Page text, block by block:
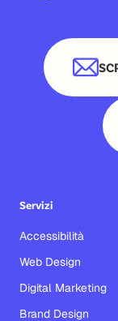
Servizi
Accessibilità
Web Design
Digital Marketing
Brand Design